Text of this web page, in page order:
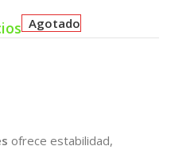
Agotado
ofrece estabilidad,